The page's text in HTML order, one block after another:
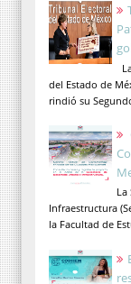
del Estado de
rindió su
La
Infraestructura
la Facultad de